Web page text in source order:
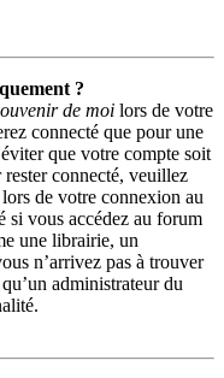
?
de moi lors de votre
connecté que pour une
que votre compte soit
rester connecté, veuillez
lors de votre connexion au
si vous accédez au forum
une librairie, un
n’arrivez pas à trouver
administrateur du